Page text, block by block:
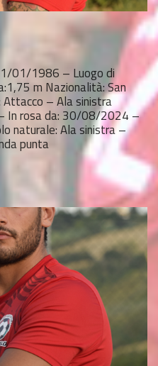
01/1986 – Luogo di
m Nazionalità: San
Attacco – Ala sinistra
In rosa da: 30/08/2024 –
naturale: Ala sinistra –
punta